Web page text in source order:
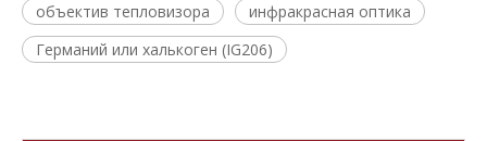
объектив тепловизора
инфракрасная оптика
Германий или халькоген (IG206)